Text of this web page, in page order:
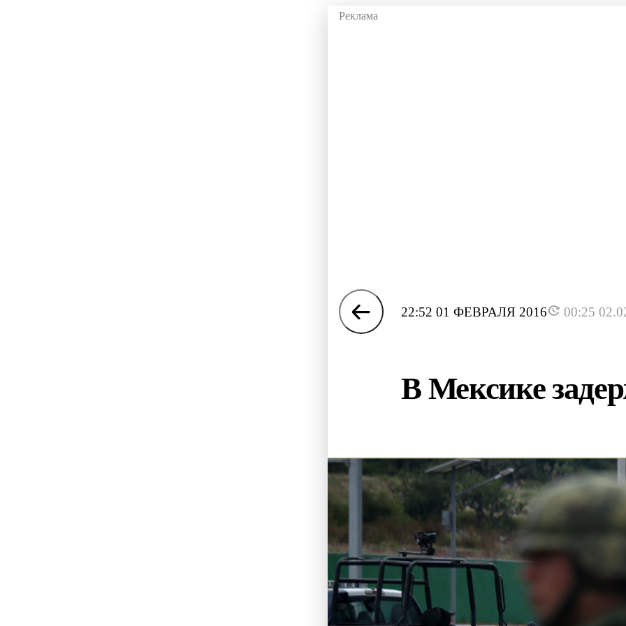
22:52 01 ФЕВРАЛЯ 2016 00:25
В Мексике